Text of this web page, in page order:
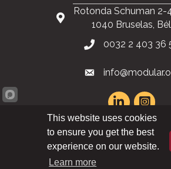
Rotonda Schuman 2-
1040 Bruselas,
0032 2 403 36
Mapa del sitio XML|Mapa
Modular Building Institute. Todos los
This website uses cookies
to ensure you get the best
experience on our website.
Learn more